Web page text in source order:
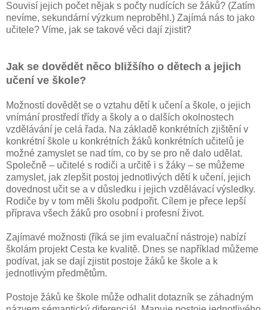
Souvisí jejich počet nějak s počty nudících se žáků? (Zatím
nevíme, sekundární výzkum neproběhl.) Zajímá nás to jako
učitele? Víme, jak se takové věci dají zjistit?
Jak se dovědět něco bližšího o dětech a jejich
učení ve škole?
Možností dovědět se o vztahu dětí k učení a škole, o jejich
vnímání prostředí třídy a školy a o dalších okolnostech
vzdělávání je celá řada. Na základě konkrétních zjištění v
konkrétní škole u konkrétních žáků konkrétních učitelů je
možné zamyslet se nad tím, co by se pro ně dalo udělat.
Společně – učitelé s rodiči a určitě i s žáky – se můžeme
zamyslet, jak zlepšit postoj jednotlivých dětí k učení, jejich
dovednost učit se a v důsledku i jejich vzdělávací výsledky.
Rodiče by v tom měli školu podpořit. Cílem je přece lepší
příprava všech žáků pro osobní i profesní život.
Zajímavé možnosti (říká se jim evaluační nástroje) nabízí
školám projekt Cesta ke kvalitě. Dnes se například můžeme
podívat, jak se dají zjistit postoje žáků ke škole a k
jednotlivým předmětům.
Postoje žáků ke škole může odhalit dotazník se záhadným